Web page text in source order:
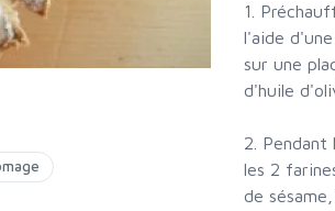
1.
l'aide
sur une
d'huile
2. Pendant
les 2
de